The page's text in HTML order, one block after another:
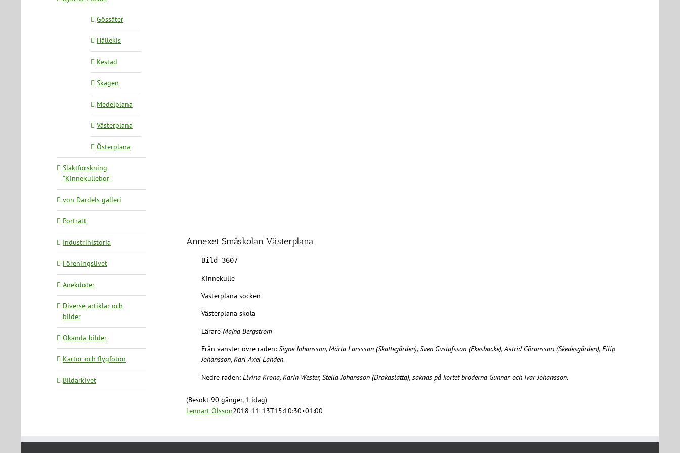
Annexet Småskolan Västerplana
Bild 3607
Kinnekulle
Västerplana socken
Västerplana skola
Lärare Majna Bergström
Från vänster övre raden: Signe Johansson, Märta Larssson (Skattegården), Sven Gustafsson (Ekesbacke), Astrid Göransson (Skedesgården), Filip
Johansson, Karl Axel Landen.
Nedre raden: Elvina Krona, Karin Wester, Stella Johansson (Drakaslätta), saknas på kortet bröderna Gunnar och Ivar Johansson.
(Besökt 90 gånger, 1 idag)
Lennart Olsson2018-11-13T15:10:30+01:00
Gössäter
Hällekis
Kestad
Skagen
Medelplana
Västerplana
Österplana
Släktforskning
”Kinnekullebor”
von Dardels galleri
Porträtt
Industrihistoria
Föreningslivet
Anekdoter
Diverse artiklar och
bilder
Okända bilder
Kartor och flygfoton
Bildarkivet